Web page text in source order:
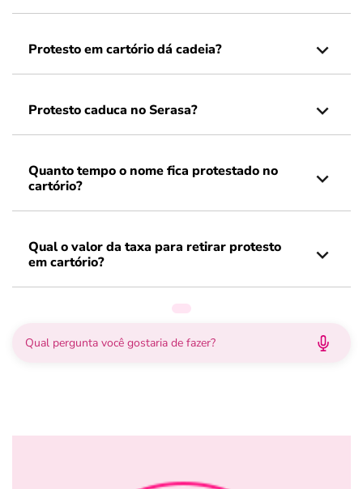
Protesto em cartório dá cadeia?
Protesto caduca no Serasa?
Quanto tempo o nome fica protestado no
cartório?
Qual o valor da taxa para retirar protesto
em cartório?